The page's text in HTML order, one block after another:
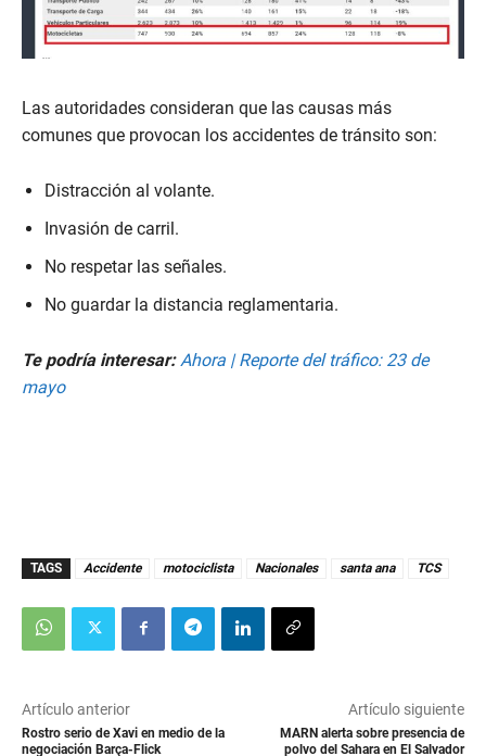
Las autoridades consideran que las causas más
comunes que provocan los accidentes de tránsito son:
Distracción al volante.
Invasión de carril.
No respetar las señales.
No guardar la distancia reglamentaria.
Te podría interesar:Ahora | Reporte del tráfico: 23 de
mayo
TAGS Accidente motociclista Nacionales santa ana TCS
Artículo anterior
Rostro serio de Xavi en medio de la
negociación Barça-Flick
Artículo siguiente
MARN alerta sobre presencia de
polvo del Sahara en El Salvador